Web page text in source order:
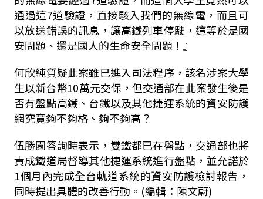
通過這7道驗證，直接駭入我們的無線電，而且可
以放送錯誤的訊息，讓高鐵列車停駛，這等於是國
安問題、還是國人的生命安全問題！』
何欣純質疑此案雖已進入司法程序，該名涉案大學
生以新台幣10萬元交保，但交通部在此案發生後是
否有盤點高鐵、台鐵以及其他捷運系統的資安防護
網究竟夠不夠格、夠不夠高？
伍勝園答詢時表示，雙鐵都已在盤點，交通部也將
責成鐵道局督導其他捷運系統進行盤點，並允諾於
1個月內完成全台軌道系統的資安防護檢討報告，
同時提出具體的改善行動。(編輯：陳文蔚)